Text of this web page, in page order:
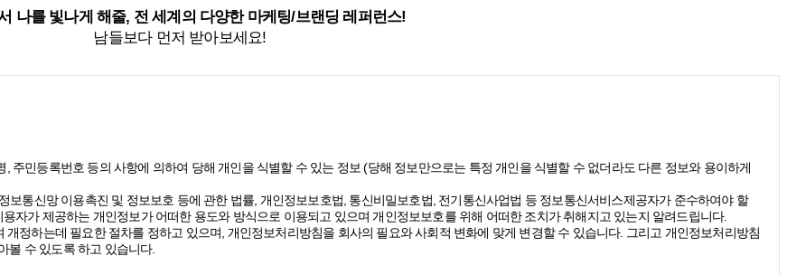
나를 빛나게 해줄, 전 세계의 다양한 마케팅/브랜딩 레퍼런스!
남들보다 먼저 받아보세요!
주민등록번호 등의 사항에 의하여 당해 개인을 식별할 수 있는 정보 (당해 정보만으로는 특정 개인을 식별할 수 없더라도 다른 정보와 용이하게
통신망 이용촉진 및 정보보호 등에 관한 법률, 개인정보보호법, 통신비밀보호법, 전기통신사업법 등 정보통신서비스제공자가 준수하여야 할
자가 제공하는 개인정보가 어떠한 용도와 방식으로 이용되고 있으며 개인정보보호를 위해 어떠한 조치가 취해지고 있는지 알려드립니다.
정하는데 필요한 절차를 정하고 있으며, 개인정보처리방침을 회사의 필요와 사회적 변화에 맞게 변경할 수 있습니다. 그리고 개인정보처리방침
볼 수 있도록 하고 있습니다.